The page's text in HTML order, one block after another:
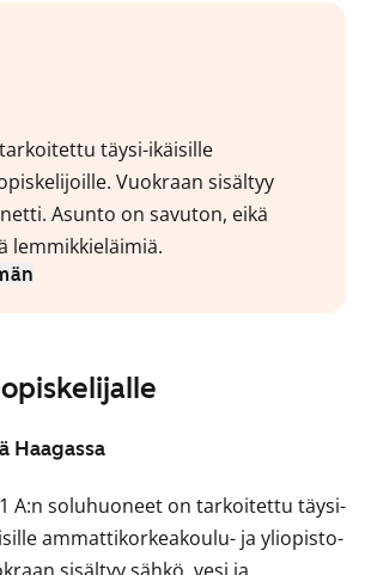
Haagassa
A:n soluhuoneet on tarkoitettu täysi-
ammattikorkeakoulu- ja yliopisto-
täysi-ikäisille
Vuokraan sisältyy
Asunto on savuton, eikä
lemmikkieläimiä.